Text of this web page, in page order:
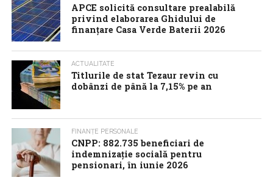
APCE solicită consultare prealabilă
privind elaborarea Ghidului de
finanțare Casa Verde Baterii 2026
ACTUALITATE
Titlurile de stat Tezaur revin cu
dobânzi de până la 7,15% pe an
FINANȚE PERSONALE
CNPP: 882.735 beneficiari de
indemnizație socială pentru
pensionari, în iunie 2026